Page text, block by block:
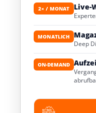
2× / MONAT Live-
MONATLICH
Deep
ON-DEMAND